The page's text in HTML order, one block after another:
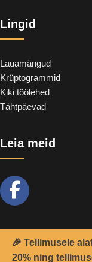
Lingid
Lauamängud
Krüptogrammid
Kiki töölehed
Tähtpäevad
Leia meid
2021 -
🎉 Tellimusele
20% ning